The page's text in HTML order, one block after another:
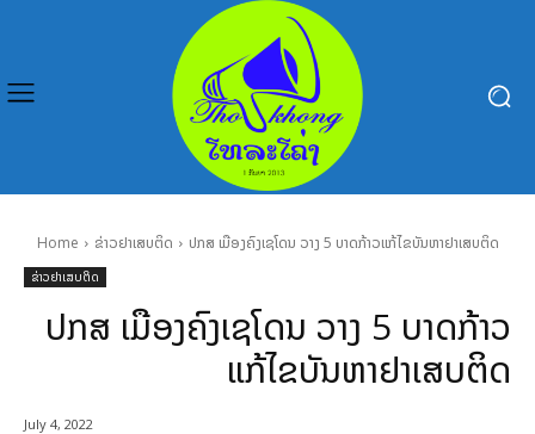
Home ຂ່າວຢາເສບຕິດ ປກສ ເມືອງຄົງເຊໂດນ ວາງ 5 ບາດກ້າວແກ້ໄຂບັນຫາຢາເສບຕິດ
ຂ່າວຢາເສບຕິດ
ປກສ ເມືອງຄົງເຊໂດນ ວາງ 5 ບາດກ້າວ
ແກ້ໄຂບັນຫາຢາເສບຕິດ
July 4, 2022